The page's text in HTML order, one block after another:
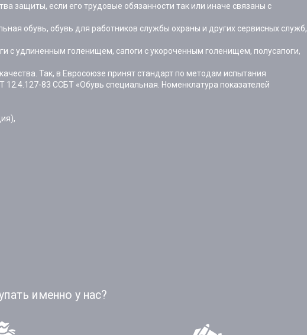
защиты, если его трудовые обязанности так или иначе связаны с
обувь, обувь для работников службы охраны и других сервисных служб,
с удлиненным голенищем, сапоги с укороченным голенищем, полусапоги,
Так, в Евросоюзе принят стандарт по методам испытания
12.4.127-83 ССБТ «Обувь специальная. Номенклатура показателей
именно у нас?